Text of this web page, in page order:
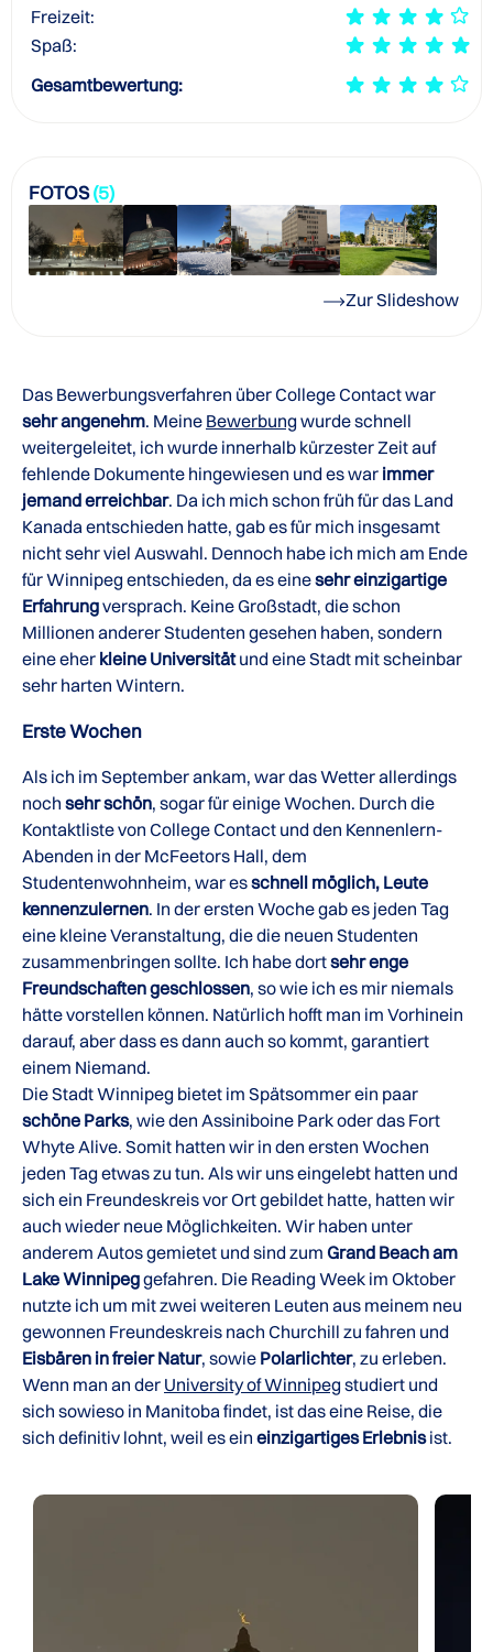
Freizeit:
Spaß:
Gesamtbewertung:
FOTOS(5)
Zur Slideshow
Das Bewerbungsverfahren über College Contact war
sehr angenehm. Meine Bewerbung wurde schnell
weitergeleitet, ich wurde innerhalb kürzester Zeit auf
fehlende Dokumente hingewiesen und es war immer
jemand erreichbar. Da ich mich schon früh für das Land
Kanada entschieden hatte, gab es für mich insgesamt
nicht sehr viel Auswahl. Dennoch habe ich mich am Ende
für Winnipeg entschieden, da es einesehr einzigartige
Erfahrungversprach. Keine Großstadt, die schon
Millionen anderer Studenten gesehen haben, sondern
eine eher kleine Universitätund eine Stadt mit scheinbar
sehr harten Wintern.
Erste Wochen
Als ich im September ankam, war das Wetter allerdings
noch sehr schön, sogar für einige Wochen. Durch die
Kontaktliste von College Contact und den Kennenlern-
Abenden in der McFeetors Hall, dem
Studentenwohnheim, war esschnell möglich, Leute
kennenzulernen. In der ersten Woche gab es jeden Tag
eine kleine Veranstaltung, die die neuen Studenten
zusammenbringen sollte. Ich habe dortsehr enge
Freundschaften geschlossen, so wie ich es mir niemals
hätte vorstellen können. Natürlich hofft man im Vorhinein
darauf, aber dass es dann auch so kommt, garantiert
einem Niemand.
Die Stadt Winnipeg bietet im Spätsommer ein paar
schöne Parks, wie den Assiniboine Park oder das Fort
Whyte Alive. Somit hatten wir in den ersten Wochen
jeden Tag etwas zu tun. Als wir uns eingelebt hatten und
sich ein Freundeskreis vor Ort gebildet hatte, hatten wir
auch wieder neue Möglichkeiten. Wir haben unter
anderem Autos gemietet und sind zum Grand Beach am
Lake Winnipeggefahren. Die Reading Week im Oktober
nutzte ich um mit zwei weiteren Leuten aus meinem neu
gewonnen Freundeskreis nach Churchill zu fahren und
Eisbären in freier Natur, sowie Polarlichter, zu erleben.
Wenn man an der University of Winnipeg studiert und
sich sowieso in Manitoba findet, ist das eine Reise, die
sich definitiv lohnt, weil es ein einzigartiges Erlebnisist.